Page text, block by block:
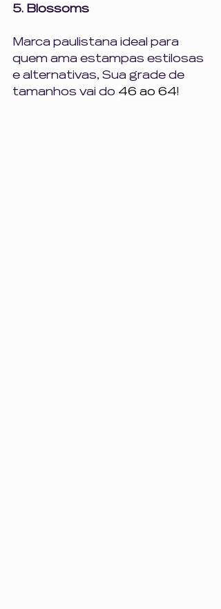
5. Blossoms
Marca paulistana ideal para
quem ama estampas estilosas
e alternativas, Sua grade de
tamanhos vai do 46 ao 64!